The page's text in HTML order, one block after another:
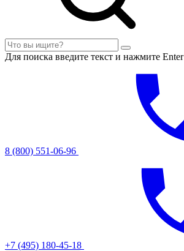
Для поиска введите текст и нажмите Enter
8 (800) 551-06-96
+7 (495) 180-45-18